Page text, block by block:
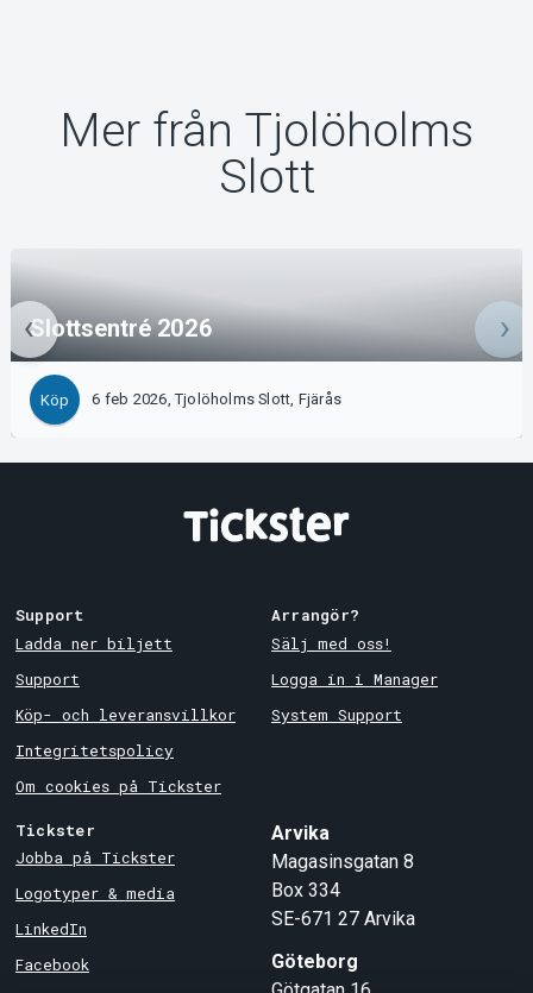
Mer från Tjolöholms
Slott
Slottsentré 2026
Köp 6 feb 2026, Tjolöholms Slott, Fjärås
Support
Ladda ner biljett
Support
Köp- och leveransvillkor
Integritetspolicy
Om cookies på Tickster
Arrangör?
Sälj med oss!
Logga in i Manager
System Support
Tickster
Jobba på Tickster
Logotyper & media
LinkedIn
Facebook
Arvika
Magasinsgatan 8
Box 334
SE-671 27 Arvika
Göteborg